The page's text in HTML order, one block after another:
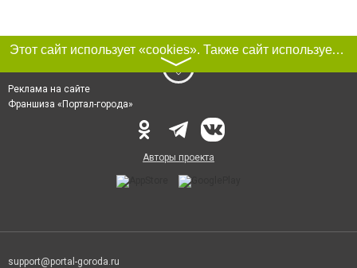
Этот сайт использует «cookies». Также сайт использует интернет-сервис для сбора технических данных касательно посетителей с целью получения маркетинговой и статистической информации. Условия обработки данных посетителей сайта см.
〉
Реклама на сайте
Франшиза «Портал-города»
Авторы проекта
support@portal-goroda.ru